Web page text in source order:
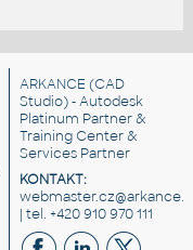
ARKANCE (CAD
Studio) - Autodesk
Platinum Partner &
Training Center &
Services Partner
KONTAKT:
| tel. +420 910 970 111